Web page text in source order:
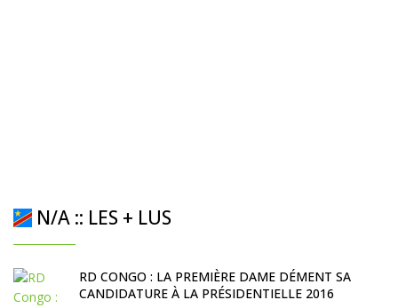
N/A :: LES + LUS
RD CONGO : LA PREMIÈRE DAME DÉMENT SA
CANDIDATURE À LA PRÉSIDENTIELLE 2016